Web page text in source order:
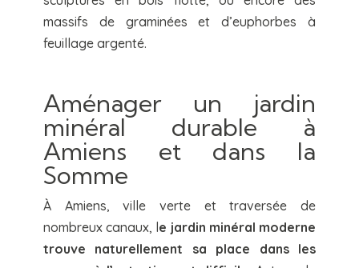
massifs de graminées et d’euphorbes à
feuillage argenté.
Aménager un jardin
minéral durable à
Amiens et dans la
Somme
À Amiens, ville verte et traversée de
nombreux canaux, le jardin minéral moderne
trouve naturellement sa place dans les